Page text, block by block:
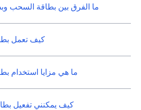
ما الفرق بين بطاقة السحب
كيف تعمل
ما هي مزايا استخدام
كيف يمكنني تفعيل